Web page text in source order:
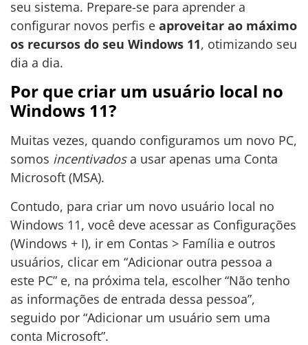
seu sistema. Prepare-se para aprender a
configurar novos perfis e aproveitar ao máximo
os recursos do seu Windows 11, otimizando seu
dia a dia.
Por que criar um usuário local no
Windows 11?
Muitas vezes, quando configuramos um novo PC,
somos incentivadosa usar apenas uma Conta
Microsoft (MSA).
Contudo, para criar um novo usuário local no
Windows 11, você deve acessar as Configurações
(Windows + I), ir em Contas > Família e outros
usuários, clicar em “Adicionar outra pessoa a
este PC” e, na próxima tela, escolher “Não tenho
as informações de entrada dessa pessoa”,
seguido por “Adicionar um usuário sem uma
conta Microsoft”.